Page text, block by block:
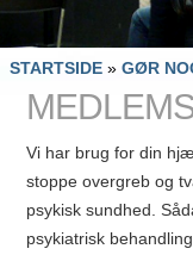
STARTSIDE » GØR
Vi har brug for din
stoppe overgreb og
psykisk sundhed.
psykiatrisk